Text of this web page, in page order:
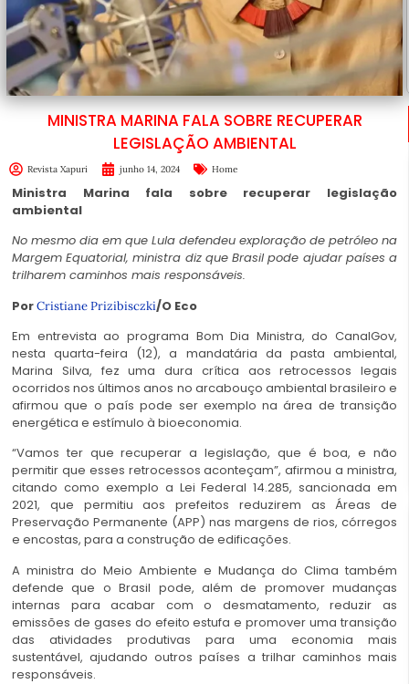
MINISTRA MARINA FALA SOBRE RECUPERAR
LEGISLAÇÃO AMBIENTAL
Revista Xapuri junho 14, 2024 Home
Ministra Marina fala sobre recuperar legislação
ambiental
No mesmo dia em que Lula defendeu exploração de petróleo na
Margem Equatorial, ministra diz que Brasil pode ajudar países a
trilharem caminhos mais responsáveis.
PorCristiane Prizibisczki/O Eco
Em entrevista ao programa Bom Dia Ministra, do CanalGov,
nesta quarta-feira (12), a mandatária da pasta ambiental,
Marina Silva, fez uma dura crítica aos retrocessos legais
ocorridos nos últimos anos no arcabouço ambiental brasileiro e
afirmou que o país pode ser exemplo na área de transição
energética e estímulo à bioeconomia.
“Vamos ter que recuperar a legislação, que é boa, e não
permitir que esses retrocessos aconteçam”, afirmou a ministra,
citando como exemplo a Lei Federal 14.285, sancionada em
2021, que permitiu aos prefeitos reduzirem as Áreas de
Preservação Permanente (APP) nas margens de rios, córregos
e encostas, para a construção de edificações.
A ministra do Meio Ambiente e Mudança do Clima também
defende que o Brasil pode, além de promover mudanças
internas para acabar com o desmatamento, reduzir as
emissões de gases do efeito estufa e promover uma transição
das atividades produtivas para uma economia mais
sustentável, ajudando outros países a trilhar caminhos mais
responsáveis.